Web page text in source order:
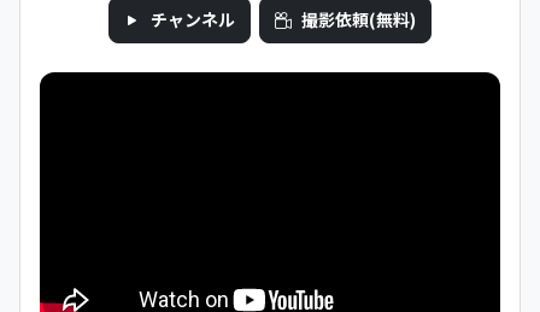
チャンネル 撮影依頼(無料)